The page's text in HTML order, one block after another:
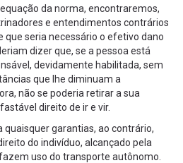
da norma, encontraremos,
e entendimentos contrários
que seria necessário o efetivo dano
dizer que, se a pessoa está
devidamente habilitada, sem
que lhe diminuam a
não se poderia retirar a sua
direito de ir e vir.
quaisquer garantias, ao contrário,
do indivíduo, alcançado pela
uso do transporte autônomo.